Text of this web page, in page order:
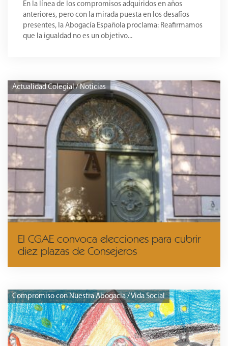
En la línea de los compromisos adquiridos en años
anteriores, pero con la mirada puesta en los desafíos
presentes, la Abogacía Española proclama: Reafirmamos
que la igualdad no es un objetivo...
Actualidad Colegial / Noticias
El CGAE convoca elecciones para cubrir
diez plazas de Consejeros
Compromiso con Nuestra Abogacia / Vida Social